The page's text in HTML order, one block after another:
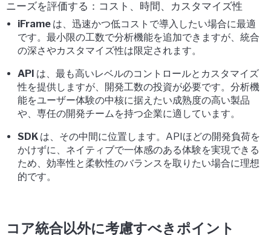
ニーズを評価する：コスト、時間、カスタマイズ性
iFrame は、迅速かつ低コストで導入したい場合に最適
です。最小限の工数で分析機能を追加できますが、統合
の深さやカスタマイズ性は限定されます。
API は、最も高いレベルのコントロールとカスタマイズ
性を提供しますが、開発工数の投資が必要です。分析機
能をユーザー体験の中核に据えたい成熟度の高い製品
や、専任の開発チームを持つ企業に適しています。
SDK は、その中間に位置します。APIほどの開発負荷を
かけずに、ネイティブで一体感のある体験を実現できる
ため、効率性と柔軟性のバランスを取りたい場合に理想
的です。
コア統合以外に考慮すべきポイント